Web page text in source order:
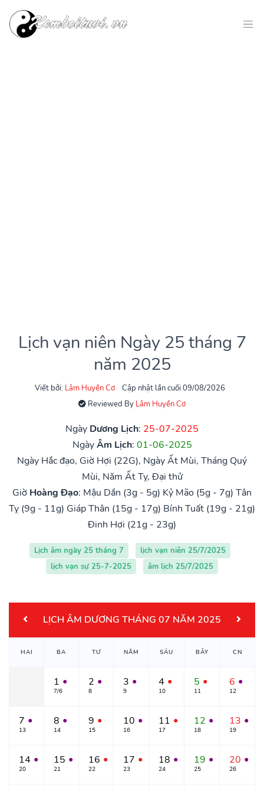
Lịch vạn niên Ngày 25 tháng 7
năm 2025
Viết bởi: Lâm Huyền Cơ
Cập nhật lần cuối 09/08/2026
Reviewed By Lâm Huyền Cơ
Ngày Dương Lịch: 25-07-2025
NgàyÂm Lịch: 01-06-2025
Ngày Hắc đạo, Giờ Hợi (22G), Ngày Ất Mùi, Tháng Quý
Mùi, Năm Ất Tỵ, Đại thử
Giờ Hoàng Đạo: Mậu Dần (3g - 5g) Kỷ Mão (5g - 7g) Tân
Tỵ (9g - 11g) Giáp Thân (15g - 17g) Bính Tuất (19g - 21g)
Đinh Hợi (21g - 23g)
Lịch âm ngày 25 tháng 7
lịch vạn niên 25/7/2025
lịch vạn sự 25-7-2025
âm lịch 25/7/2025
LỊCH ÂM DƯƠNG THÁNG 07 NĂM 2025
HAI BA TƯ NĂM SÁU BẢY CN
1 ●
7/6
2 ●
8
3 ●
9
4 ●
10
5 ●
11
6 ●
12
7 ●
13
8 ●
14
9 ●
15
10 ●
16
11 ●
17
12 ●
18
13 ●
19
14 ●
20
15 ●
21
16 ●
22
17 ●
23
18 ●
24
19 ●
25
20 ●
26